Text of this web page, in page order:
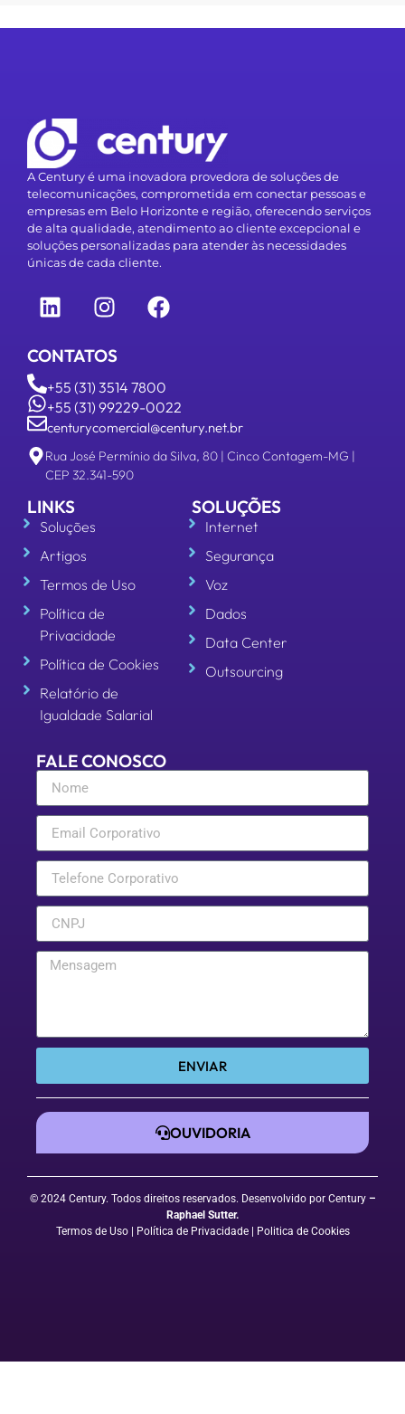
A Century é uma inovadora provedora de soluções de
telecomunicações, comprometida em conectar pessoas e
empresas em Belo Horizonte e região, oferecendo serviços
de alta qualidade, atendimento ao cliente excepcional e
soluções personalizadas para atender às necessidades
únicas de cada cliente.
CONTATOS
+55 (31) 3514 7800
+55 (31) 99229-0022
centurycomercial@century.net.br
Rua José Permínio da Silva, 80 | Cinco Contagem-MG |
CEP 32.341-590
LINKS
Soluções
Artigos
Termos de Uso
Política de
Privacidade
Política de Cookies
Relatório de
Igualdade Salarial
SOLUÇÕES
Internet
Segurança
Voz
Dados
Data Center
Outsourcing
FALE CONOSCO
ENVIAR
OUVIDORIA
© 2024 Century. Todos direitos reservados. Desenvolvido por Century –
Raphael Sutter.
Termos de Uso
| Política de Privacidade| Politica de Cookies